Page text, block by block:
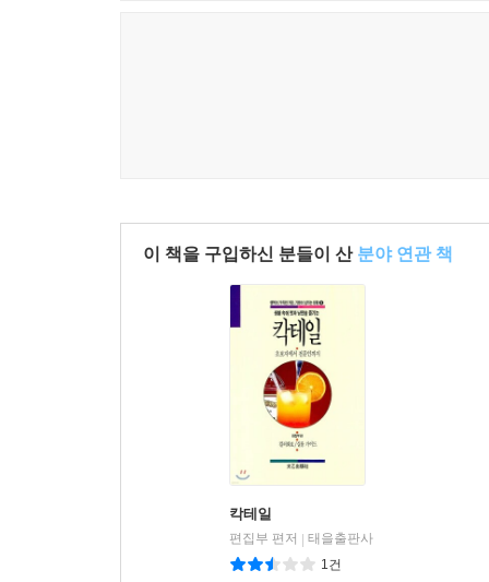
이 책을 구입하신 분들이 산 분야 연관 책
칵테일
편집부 편저
태을출판사
1건